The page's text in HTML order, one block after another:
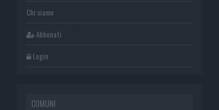
Chi siamo
Abbonati
Login
COMUNI